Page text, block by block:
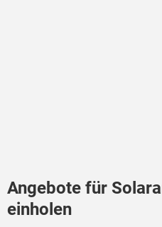
Angebote für
einholen